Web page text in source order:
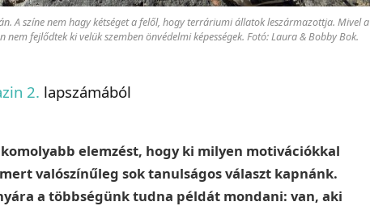
A színe nem hagy kétséget a felől, hogy terráriumi állatok leszármazottja. Mivel a
fejlődtek ki velük szemben önvédelmi képességek. Fotó: Laura & Bobby Bok.
2. lapszámából
elemzést, hogy ki milyen motivációkkal
valószínűleg sok tanulságos választ kapnánk.
a többségünk tudna példát mondani: van, aki